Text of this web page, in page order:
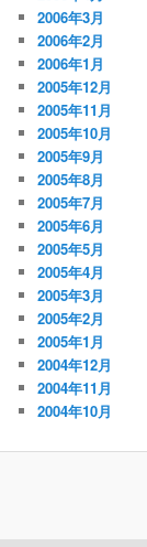
2006年3月
2006年2月
2006年1月
2005年12月
2005年11月
2005年10月
2005年9月
2005年8月
2005年7月
2005年6月
2005年5月
2005年4月
2005年3月
2005年2月
2005年1月
2004年12月
2004年11月
2004年10月